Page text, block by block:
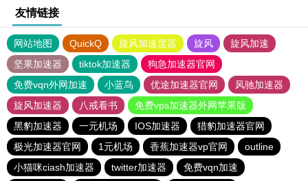
友情链接
网站地图 QuickQ 旋风加速度器 旋风
旋风加速
坚果加速器
tiktok加速器
狗急加速器官网
免费vqn外网加速
小蓝鸟 优途加速器官网
风驰加速器
旋风加速器
八戒看书
免费vps加速器外网苹果版
黑豹加速器
一元机场 IOS加速器
猎豹加速器官网
极光加速器官网
1元机场 香蕉加速器vp官网
outline
小猫咪ciash加速器
twitter加速器
免费vqn加速